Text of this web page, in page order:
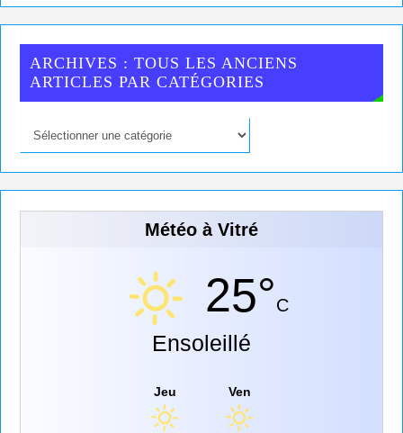
ARCHIVES : TOUS LES ANCIENS
ARTICLES PAR CATÉGORIES
Météo à Vitré
25°C
Ensoleillé
Jeu Ven